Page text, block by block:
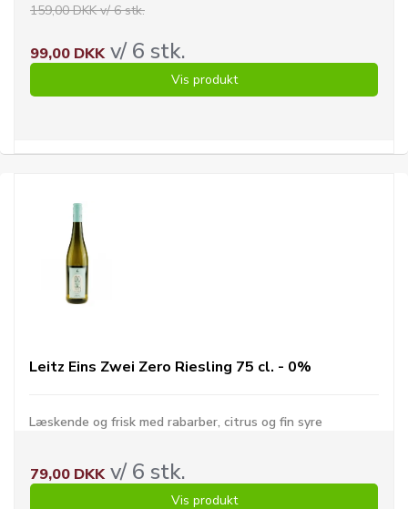
159,00 DKK v/ 6 stk.
99,00 DKKv/ 6 stk.
Vis produkt
Leitz Eins Zwei Zero Riesling 75 cl. - 0%
Læskende og frisk med rabarber, citrus og fin syre
79,00 DKKv/ 6 stk.
Vis produkt